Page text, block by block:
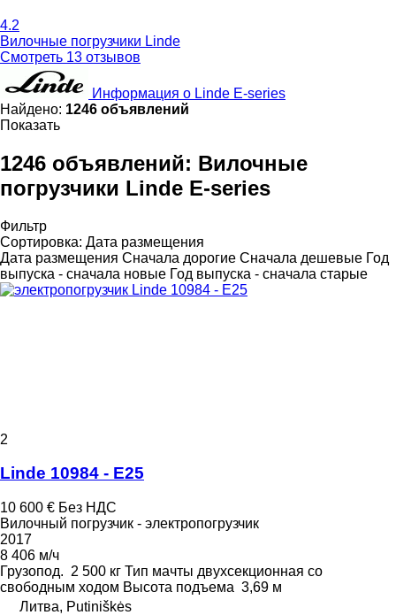
4.2
Вилочные погрузчики Linde
Смотреть 13 отзывов
Информация о Linde E-series
Найдено: 1246 объявлений
Показать
1246 объявлений: Вилочные
погрузчики Linde E-series
Фильтр
Сортировка: Дата размещения
Дата размещения Сначала дорогие Сначала дешевые Год
выпуска - сначала новые Год выпуска - сначала старые
2
Linde 10984 - E25
10 600 € Без НДС
Вилочный погрузчик - электропогрузчик
2017
8 406 м/ч
Грузопод. 2 500 кг Тип мачты двухсекционная со
свободным ходом Высота подъема 3,69 м
Литва, Putiniškės